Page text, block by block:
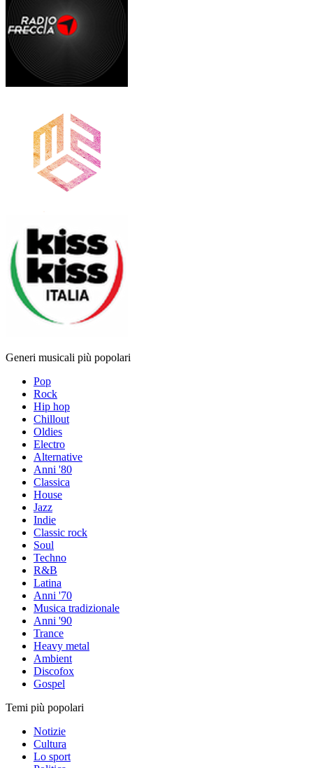
Generi musicali più popolari
Pop
Rock
Hip hop
Chillout
Oldies
Electro
Alternative
Anni '80
Classica
House
Jazz
Indie
Classic rock
Soul
Techno
R&B
Latina
Anni '70
Musica tradizionale
Anni '90
Trance
Heavy metal
Ambient
Discofox
Gospel
Temi più popolari
Notizie
Cultura
Lo sport